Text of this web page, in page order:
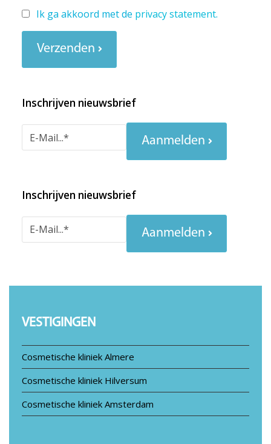
Ik ga akkoord met de privacy statement.
Verzenden
Inschrijven nieuwsbrief
Aanmelden
Inschrijven nieuwsbrief
Aanmelden
VESTIGINGEN
Cosmetische kliniek Almere
Cosmetische kliniek Hilversum
Cosmetische kliniek Amsterdam